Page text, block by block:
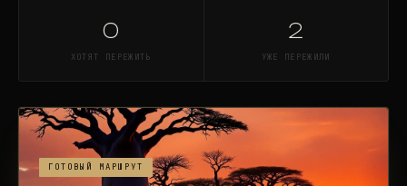
0
ХОТЯТ ПЕРЕЖИТЬ
2
УЖЕ ПЕРЕЖИЛИ
ГОТОВЫЙ МАРШРУТ